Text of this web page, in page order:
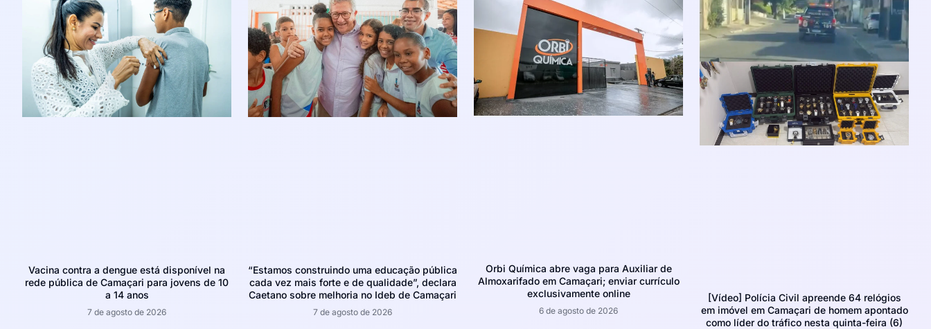
Vacina contra a dengue está disponível na
rede pública de Camaçari para jovens de 10
a 14 anos
7 de agosto de 2026
“Estamos construindo uma educação pública
cada vez mais forte e de qualidade”, declara
Caetano sobre melhoria no Ideb de Camaçari
7 de agosto de 2026
Orbi Química abre vaga para Auxiliar de
Almoxarifado em Camaçari; enviar currículo
exclusivamente online
6 de agosto de 2026
[Vídeo] Polícia Civil apreende 64 relógios
em imóvel em Camaçari de homem apontado
como líder do tráfico nesta quinta-feira (6)